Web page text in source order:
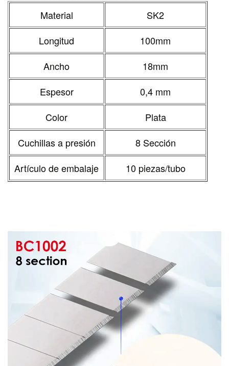
Material
SK2
Longitud
100mm
Ancho
18mm
Espesor
0,4 mm
Color
Plata
Cuchillas a presión
8 Sección
Artículo de embalaje
10 piezas/tubo